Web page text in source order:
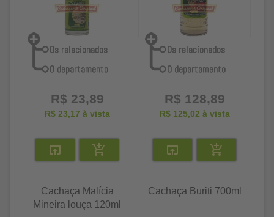
R$ 23,89
R$ 23,17 à vista
R$ 128,89
R$ 125,02 à vista
Cachaça Malícia
Mineira louça 120ml
Cachaça Buriti 700ml